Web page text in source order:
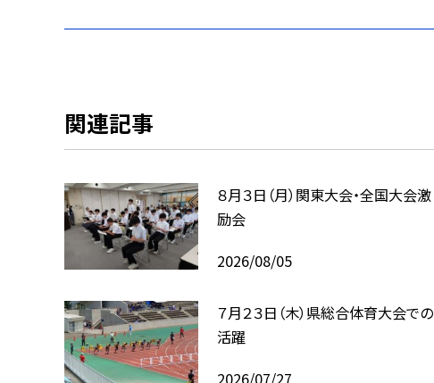
関連記事
８月３日（月）関東大会・全国大会激
励会
2026/08/05
７月２３日（木）県総合体育大会での
活躍
2026/07/27